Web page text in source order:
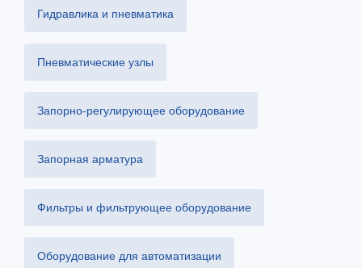
Гидравлика и пневматика
Пневматические узлы
Запорно-регулирующее оборудование
Запорная арматура
Фильтры и фильтрующее оборудование
Оборудование для автоматизации